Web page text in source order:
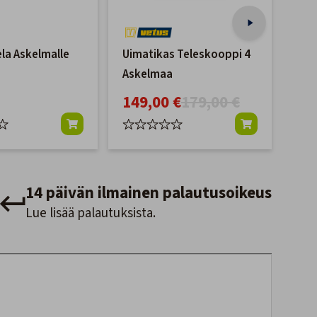
Askelmalle
Uimatikas Teleskooppi 4
Askelmaa
149,00 €179,00 €
14 päivän ilmainen palautusoikeus
Lue lisää palautuksista.